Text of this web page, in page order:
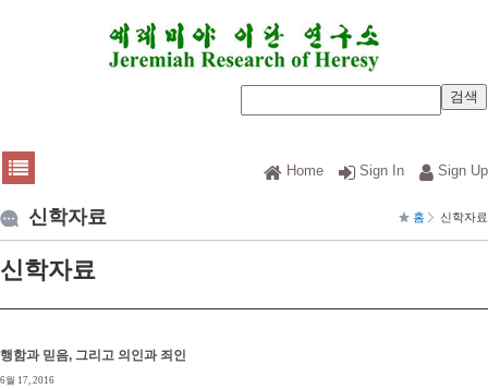
Home Sign In Sign Up
신학자료 홈 신학자료
신학자료
행함과 믿음, 그리고 의인과 죄인
6월 17, 2016